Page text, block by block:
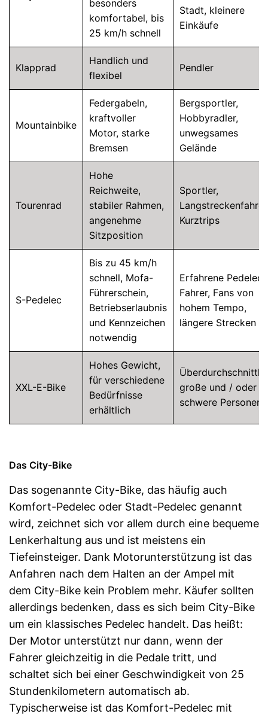
besonders
komfortabel, bis
25 km/h schnell
Stadt, kleinere
Einkäufe
Klapprad
Handlich und
flexibel
Pendler
Mountainbike
Federgabeln,
kraftvoller
Motor, starke
Bremsen
Bergsportler,
Hobbyradler,
unwegsames
Gelände
Tourenrad
Hohe
Reichweite,
stabiler Rahmen,
angenehme
Sitzposition
Sportler,
Kurztrips
S-Pedelec
Bis zu 45 km/h
schnell, Mofa-
Führerschein,
Betriebserlaubnis
und Kennzeichen
notwendig
Erfahrene Pedelec-
Fahrer, Fans von
hohem Tempo,
längere Strecken
XXL-E-Bike
Hohes Gewicht,
für verschiedene
Bedürfnisse
erhältlich
große und / oder
schwere Personen
Das City-Bike
Das sogenannte City-Bike, das häufig auch
Komfort-Pedelec oder Stadt-Pedelec genannt
wird, zeichnet sich vor allem durch eine bequeme
Lenkerhaltung aus und ist meistens ein
Tiefeinsteiger. Dank Motorunterstützung ist das
Anfahren nach dem Halten an der Ampel mit
dem City-Bike kein Problem mehr. Käufer sollten
allerdings bedenken, dass es sich beim City-Bike
um ein klassisches Pedelec handelt. Das heißt:
Der Motor unterstützt nur dann, wenn der
Fahrer gleichzeitig in die Pedale tritt, und
schaltet sich bei einer Geschwindigkeit von 25
Stundenkilometern automatisch ab.
Typischerweise ist das Komfort-Pedelec mit